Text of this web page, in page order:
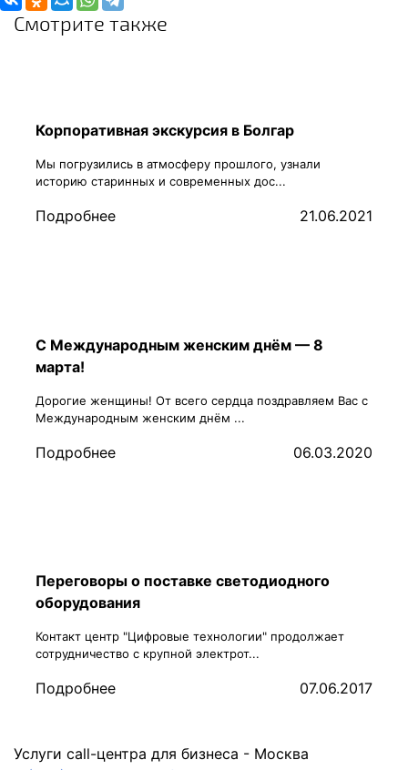
Смотрите также
Корпоративная экскурсия в Болгар
Мы погрузились в атмосферу прошлого, узнали
историю старинных и современных дос...
Подробнее 21.06.2021
С Международным женским днём — 8
марта!
Дорогие женщины! От всего сердца поздравляем Вас с
Международным женским днём ...
Подробнее 06.03.2020
Переговоры о поставке светодиодного
оборудования
Контакт центр "Цифровые технологии" продолжает
сотрудничество с крупной электрот...
Подробнее 07.06.2017
Услуги call-центра для бизнеса - Москва